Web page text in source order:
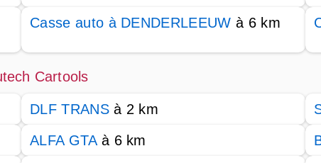
Casse auto à DENDERLEEUW à 6 km
Cartools
DLF TRANSà 2 km
ALFA GTAà 6 km